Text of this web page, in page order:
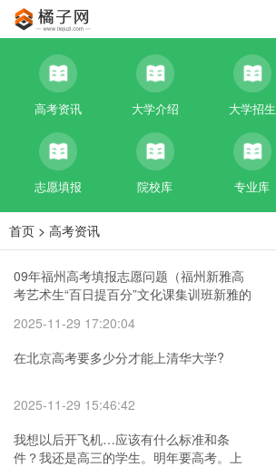
高考资讯 大学介绍 大学招生
志愿填报 院校库 专业库
首页 > 高考资讯
09年福州高考填报志愿问题（福州新雅高
考艺术生“百日提百分”文化课集训班新雅的
2025-11-29 17:20:04
在北京高考要多少分才能上清华大学?
2025-11-29 15:46:42
我想以后开飞机…应该有什么标准和条
件？我还是高三的学生。明年要高考。上